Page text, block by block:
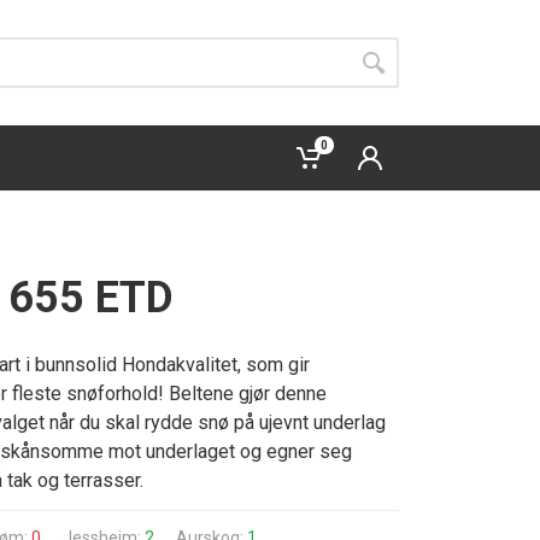
0
ETD
i bunnsolid Hondakvalitet, som gir
fleste snøforhold! Beltene gjør denne
når du skal rydde snø på ujevnt underlag
mot underlaget og egner seg
og terrasser.